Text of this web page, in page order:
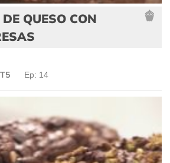
QUESO CON
Ep: 14